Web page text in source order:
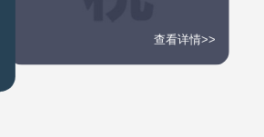
查看详情>>